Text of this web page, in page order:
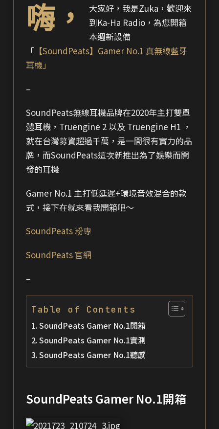
嗨，
大家好，我是Zuka，歡迎來
到Ka-Ha Radio，為您開箱
本週新設備
「 【SoundPeats】Gamer No.1 真無線藍牙
耳機」
–
SoundPeats無線耳機品牌在2020年主打雙單
體耳機，Truengine 2 以及 Truengine H1 ，
就在台灣募資超過千萬，是一間很有實力的品
牌，而SoundPeats這次新推出為了娛樂而開
發的耳機
Gamer No.1 主打低延遲+環境音效混合的款
式，接下在就來看我開箱吧～
SoundPeats 粉專
SoundPeats 官網
–
Table of Contents
SoundPeats Gamer No.1開箱
SoundPeats Gamer No.1實測
SoundPeats Gamer No.1聽感
SoundPeats Gamer No.1開箱